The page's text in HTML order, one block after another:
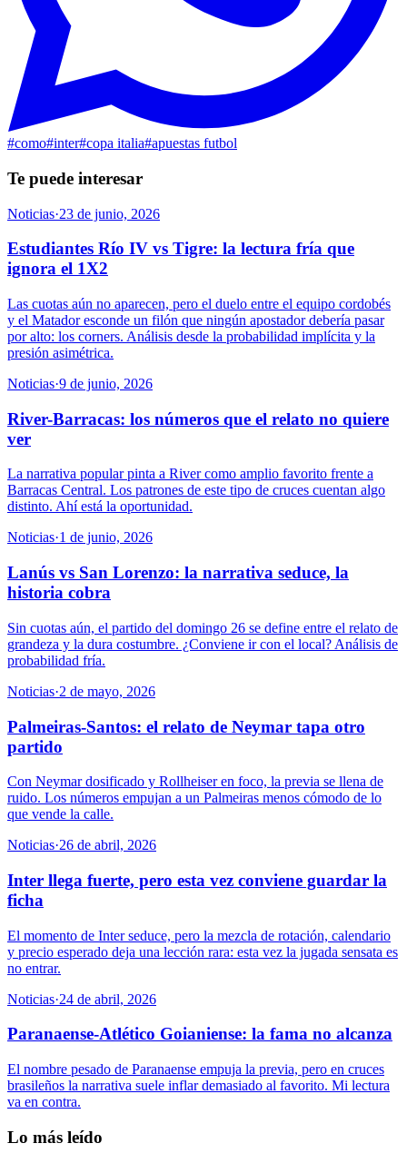
#como#inter#copa italia#apuestas futbol
Te puede interesar
Noticias·23 de junio, 2026
Estudiantes Río IV vs Tigre: la lectura fría que
ignora el 1X2
Las cuotas aún no aparecen, pero el duelo entre el equipo cordobés
y el Matador esconde un filón que ningún apostador debería pasar
por alto: los corners. Análisis desde la probabilidad implícita y la
presión asimétrica.
Noticias·9 de junio, 2026
River-Barracas: los números que el relato no quiere
ver
La narrativa popular pinta a River como amplio favorito frente a
Barracas Central. Los patrones de este tipo de cruces cuentan algo
distinto. Ahí está la oportunidad.
Noticias·1 de junio, 2026
Lanús vs San Lorenzo: la narrativa seduce, la
historia cobra
Sin cuotas aún, el partido del domingo 26 se define entre el relato de
grandeza y la dura costumbre. ¿Conviene ir con el local? Análisis de
probabilidad fría.
Noticias·2 de mayo, 2026
Palmeiras-Santos: el relato de Neymar tapa otro
partido
Con Neymar dosificado y Rollheiser en foco, la previa se llena de
ruido. Los números empujan a un Palmeiras menos cómodo de lo
que vende la calle.
Noticias·26 de abril, 2026
Inter llega fuerte, pero esta vez conviene guardar la
ficha
El momento de Inter seduce, pero la mezcla de rotación, calendario
y precio esperado deja una lección rara: esta vez la jugada sensata es
no entrar.
Noticias·24 de abril, 2026
Paranaense-Atlético Goianiense: la fama no alcanza
El nombre pesado de Paranaense empuja la previa, pero en cruces
brasileños la narrativa suele inflar demasiado al favorito. Mi lectura
va en contra.
Lo más leído